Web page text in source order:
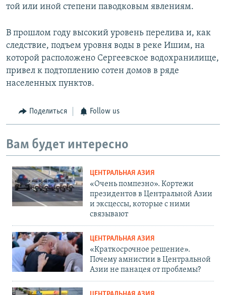
той или иной степени паводковым явлениям.
В прошлом году высокий уровень перелива и, как
следствие, подъем уровня воды в реке Ишим, на
которой расположено Сергеевское водохранилище,
привел к подтоплению сотен домов в ряде
населенных пунктов.
Поделиться Follow us
Вам будет интересно
ЦЕНТРАЛЬНАЯ АЗИЯ
«Очень помпезно». Кортежи
президентов в Центральной Азии
и эксцессы, которые с ними
связывают
ЦЕНТРАЛЬНАЯ АЗИЯ
«Краткосрочное решение».
Почему амнистии в Центральной
Азии не панацея от проблемы?